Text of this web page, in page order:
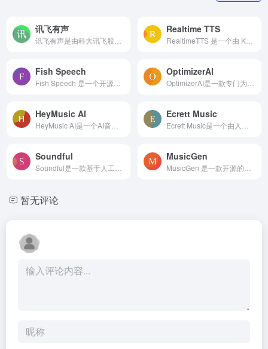
讯飞有声 Realtime TTS
Fish Speech OptimizerAl
HeyMusic AI Ecrett Music
Soundful MusicGen
暂无评论